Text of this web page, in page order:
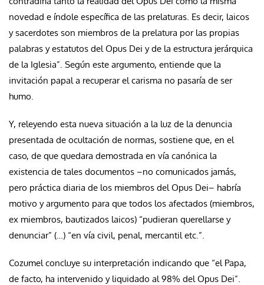
novedad e índole específica de las prelaturas. Es decir, laicos
y sacerdotes son miembros de la prelatura por las propias
palabras y estatutos del Opus Dei y de la estructura jerárquica
de la Iglesia”. Según este argumento, entiende que la
invitación papal a recuperar el carisma no pasaría de ser
humo
Y, releyendo esta nueva situación a la luz de la denuncia
presentada de ocultación de normas, sostiene que, en el
caso, de que quedara demostrada en vía canónica la
existencia de tales documentos –no comunicados jamás,
pero práctica diaria de los miembros del Opus Dei– habría
motivo y argumento para que todos los afectados (miembros,
ex miembros, bautizados laicos) “pudieran querellarse y
denunciar” (…) “en vía civil, penal, mercantil etc.”.
Cozumel concluye su interpretación indicando que “el Papa,
de facto, ha intervenido y liquidado al 98% del Opus Dei”.